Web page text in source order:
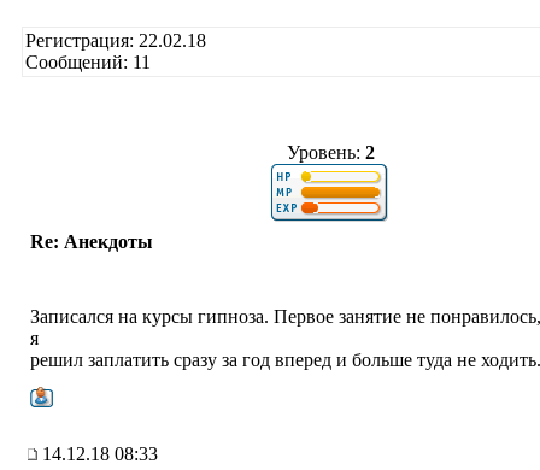
Регистрация: 22.02.18
Сообщений: 11
Уровень: 2
Re: Анекдоты
Записался на курсы гипноза. Первое занятие не
я
решил заплатить сразу за год вперед и больше туда не ходить.
14.12.18 08:33